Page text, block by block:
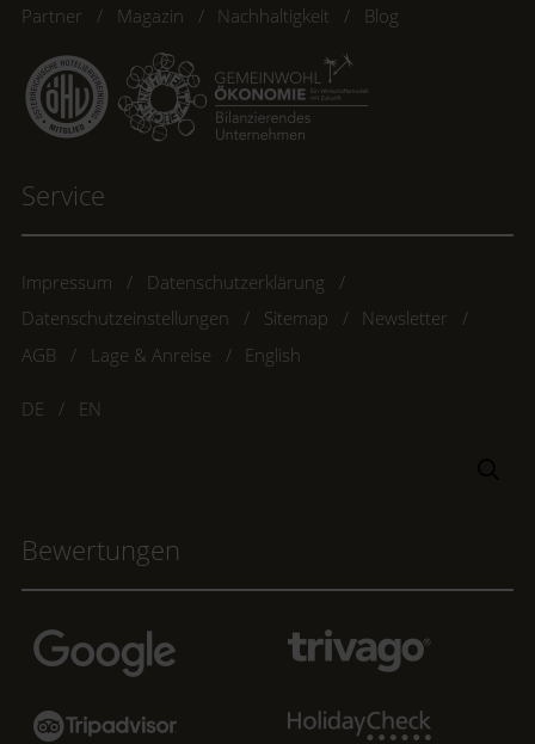
Partner
Magazin Nachhaltigkeit Blog
Service
Impressum
Datenschutzerklärung
Datenschutzeinstellungen
Sitemap
Newsletter
AGB
Lage & Anreise English
DE EN
Bewertungen